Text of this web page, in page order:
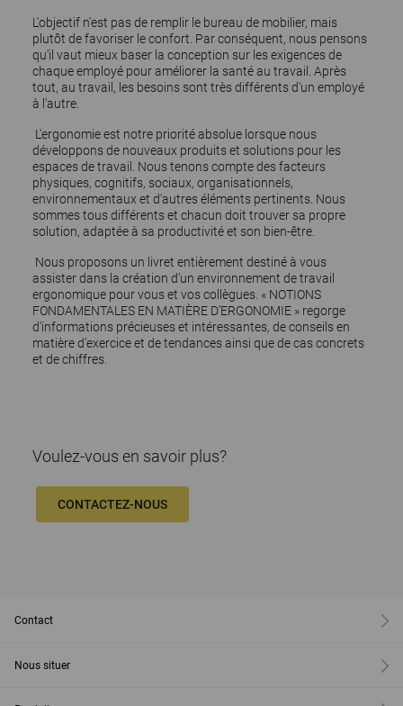
L'objectif n'est pas de remplir le bureau de mobilier, mais
plutôt de favoriser le confort. Par conséquent, nous pensons
qu'il vaut mieux baser la conception sur les exigences de
chaque employé pour améliorer la santé au travail. Après
tout, au travail, les besoins sont très différents d'un employé
à l'autre.
L'ergonomie est notre priorité absolue lorsque nous
développons de nouveaux produits et solutions pour les
espaces de travail. Nous tenons compte des facteurs
physiques, cognitifs, sociaux, organisationnels,
environnementaux et d'autres éléments pertinents. Nous
sommes tous différents et chacun doit trouver sa propre
solution, adaptée à sa productivité et son bien-être.
Nous proposons un livret entièrement destiné à vous
assister dans la création d'un environnement de travail
ergonomique pour vous et vos collègues. « NOTIONS
FONDAMENTALES EN MATIÈRE D’ERGONOMIE » regorge
d'informations précieuses et intéressantes, de conseils en
matière d'exercice et de tendances ainsi que de cas concrets
et de chiffres.
Voulez-vous en savoir plus?
CONTACTEZ-NOUS
Contact
Nous situer